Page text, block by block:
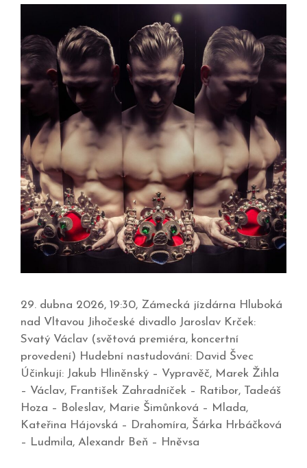
29. dubna 2026, 19:30, Zámecká jízdárna Hluboká
nad Vltavou Jihočeské divadlo Jaroslav Krček:
Svatý Václav (světová premiéra, koncertní
provedení) Hudební nastudování: David Švec
Účinkují: Jakub Hliněnský – Vypravěč, Marek Žihla
– Václav, František Zahradníček – Ratibor, Tadeáš
Hoza – Boleslav, Marie Šimůnková – Mlada,
Kateřina Hájovská – Drahomíra, Šárka Hrbáčková
– Ludmila, Alexandr Beň – Hněvsa